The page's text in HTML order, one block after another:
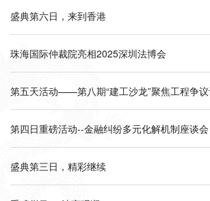
盛典第六日，来到香港
珠海国际仲裁院亮相2025深圳法博会
第四日重磅活动--金融纠纷多元化解机制座谈会
盛典第三日，精彩继续